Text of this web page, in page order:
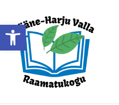
Open toolbar
content